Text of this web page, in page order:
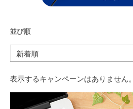
並び順
表示するキャンペーンはありません。